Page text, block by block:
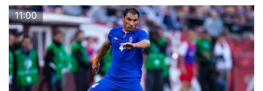
11:00